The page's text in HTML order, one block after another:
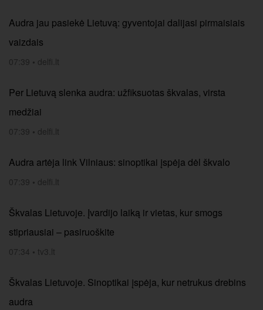
Audra jau pasiekė Lietuvą: gyventojai dalijasi pirmaisiais
vaizdais
07:39 • delfi.lt
Per Lietuvą slenka audra: užfiksuotas škvalas, virsta
medžiai
07:39 • delfi.lt
Audra artėja link Vilniaus: sinoptikai įspėja dėl škvalo
07:39 • delfi.lt
Škvalas Lietuvoje. Įvardijo laiką ir vietas, kur smogs
stipriausiai – pasiruoškite
07:34 • tv3.lt
Škvalas Lietuvoje. Sinoptikai įspėja, kur netrukus drebins
audra